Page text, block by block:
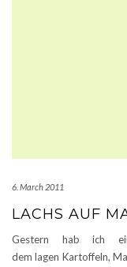
6. March 2011
LACHS AUF
Gestern hab ich
dem lagen Kartoffeln,